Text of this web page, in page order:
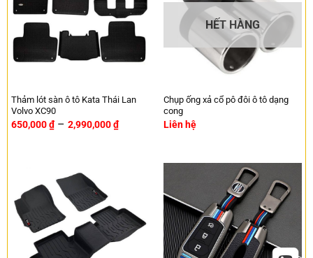
Thảm lót sàn ô tô Kata Thái Lan
Volvo XC90
650,000₫ – 2,990,000₫
HẾT HÀNG
Chụp ống xả cổ pô đôi ô tô dạng
cong
Liên hệ